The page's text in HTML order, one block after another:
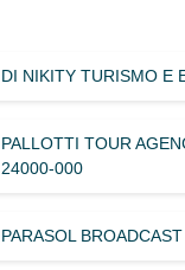
DI NIKITY TURISMO E
PALLOTTI TOUR
24000-000
PARASOL